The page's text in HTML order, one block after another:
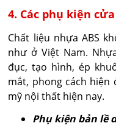
4. Các phụ kiện
Chất liệu nhựa ABS
như ở Việt Nam.
đục, tạo hình, ép
mắt, phong cách
mỹ nội thất hiện nay.
Phụ kiện bản lề